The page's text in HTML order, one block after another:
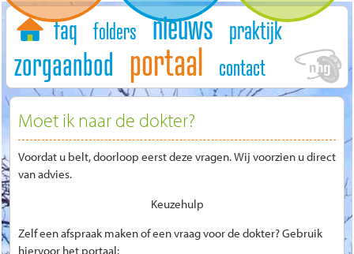
contact
faq folders
home nieuws praktijk
zorgaanbod portaal
Moet ik naar de dokter?
Voordat u belt, doorloop eerst deze vragen. Wij voorzien u direct
van advies.
Keuzehulp
Zelf een afspraak maken of een vraag voor de dokter? Gebruik
hiervoor het portaal: